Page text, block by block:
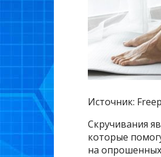
Источник:
Скручивания
которые
на